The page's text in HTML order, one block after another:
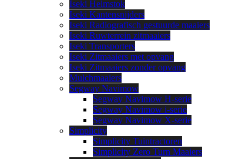
Iseki Helmstok
Iseki Kantensnijders
Iseki Radiografisch gestuurde maaiers
Iseki Ruwterrein zitmaaiers
Iseki Transporters
Iseki Zitmaaiers met opvang
Iseki Zitmaaiers zonder opvang
Mulchmaaiers
Segway Navimow
Segway Navimow H-serie
Segway Navimow i-serie
Segway Navimow X-serie
Simplicity
Simplicity Tuintractoren
Simplicity Zero Turn Maaiers